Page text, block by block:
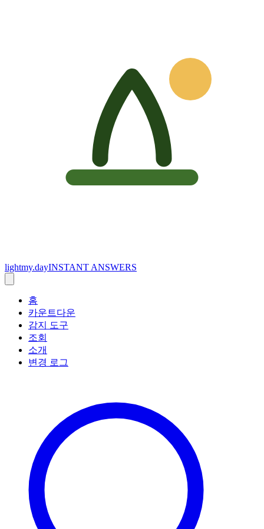
lightmy.dayINSTANT ANSWERS
홈
카운트다운
감지 도구
조회
소개
변경 로그